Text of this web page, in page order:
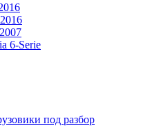
6-Serie
под разбор